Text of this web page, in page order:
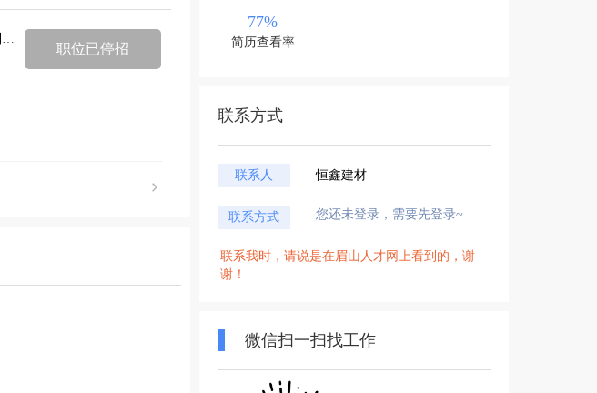
职位已停招
77%
简历查看率
联系方式
联系人 恒鑫建材
联系方式 您还未登录，需要先登录~
联系我时，请说是在眉山人才网上看到的，谢
谢！
微信扫一扫找工作